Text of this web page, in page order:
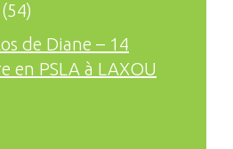
de Diane – 14
en PSLA à LAXOU